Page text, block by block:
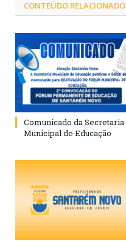
CONTEÚDO RELACIONADO
Comunicado da Secretaria
Municipal de Educação